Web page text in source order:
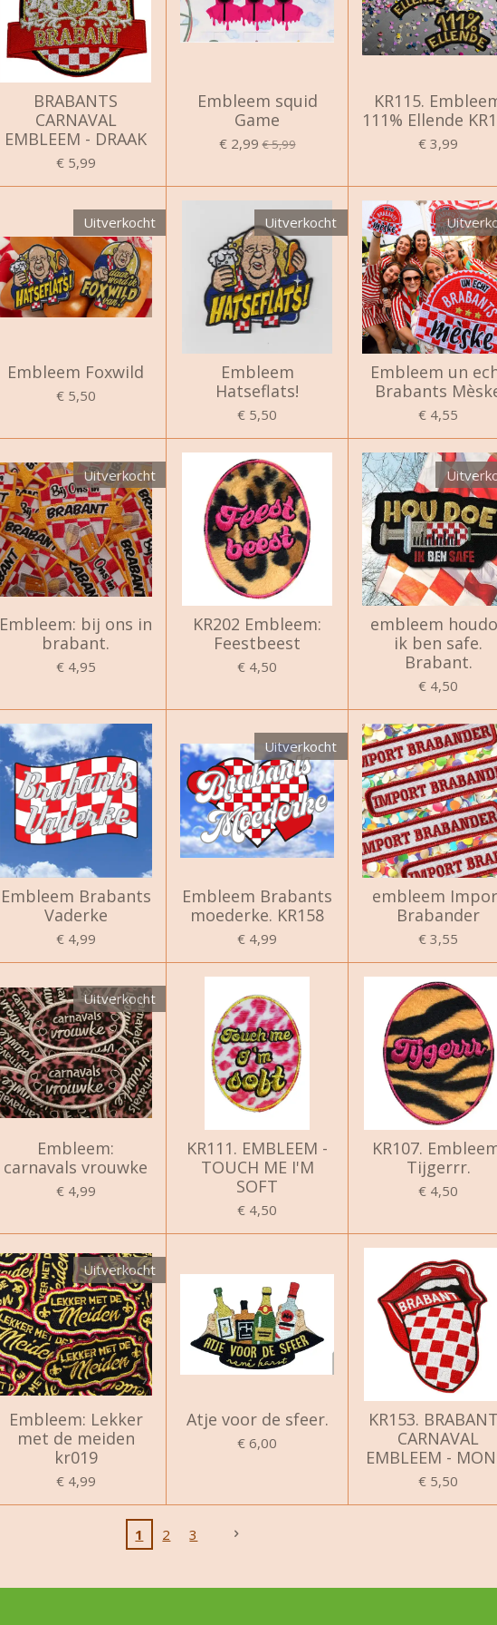
BRABANTS
CARNAVAL
EMBLEEM - DRAAK
€ 5,99
Embleem squid
Game
€ 2,99 € 5,99
KR115.
111% Ellende
€ 3,99
Uitverkocht
Embleem Foxwild
€ 5,50
Uitverkocht
Embleem
Hatseflats!
€ 5,50
Embleem un
Brabants
€ 4,55
Uitverkocht
Embleem: bij ons in
brabant.
€ 4,95
KR202 Embleem:
Feestbeest
€ 4,50
embleem
ik ben safe.
Brabant.
€ 4,50
Embleem Brabants
Vaderke
€ 4,99
Uitverkocht
Embleem Brabants
moederke. KR158
€ 4,99
embleem
Brabander
€ 3,55
Uitverkocht
Embleem:
carnavals vrouwke
€ 4,99
KR111. EMBLEEM -
TOUCH ME I'M
SOFT
€ 4,50
KR107.
Tijgerrr.
€ 4,50
Uitverkocht
Embleem: Lekker
met de meiden
kr019
€ 4,99
Atje voor de sfeer.
€ 6,00
KR153.
CARNAVAL
EMBLEEM -
€ 5,50
1 2 3